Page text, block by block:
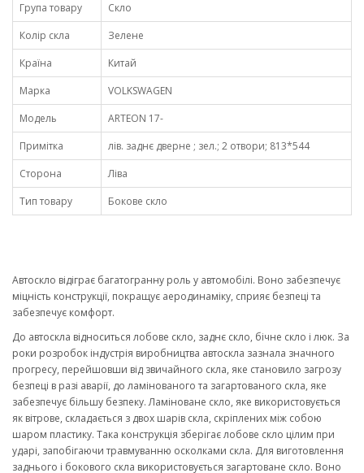
Група товару
Скло
Колір скла
Зелене
Країна
Китай
Марка
VOLKSWAGEN
Модель
ARTEON 17-
Примітка
лів. заднє дверне ; зел.; 2 отвори; 813*544
Сторона
Ліва
Тип товару
Бокове скло
Автоскло відіграє багатогранну роль у автомобілі. Воно забезпечує
міцність конструкції, покращує аеродинаміку, сприяє безпеці та
забезпечує комфорт.
До автоскла відноситься лобове скло, заднє скло, бічне скло і люк. За
роки розробок індустрія виробництва автоскла зазнала значного
прогресу, перейшовши від звичайного скла, яке становило загрозу
безпеці в разі аварії, до ламінованого та загартованого скла, яке
забезпечує більшу безпеку. Ламіноване скло, яке використовується
як вітрове, складається з двох шарів скла, скріплених між собою
шаром пластику. Така конструкція зберігає лобове скло цілим при
ударі, запобігаючи травмуванню осколками скла. Для виготовлення
заднього і бокового скла використовується загартоване скло. Воно